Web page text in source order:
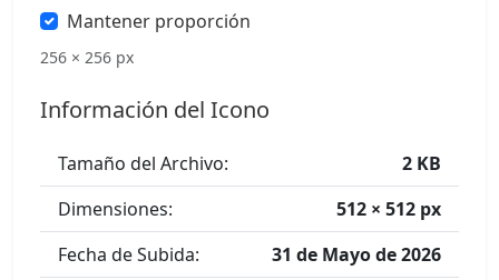
Mantener proporción
256 × 256 px
Información del Icono
Tamaño del Archivo:
2 KB
Dimensiones:
512 × 512 px
Fecha de Subida:
31 de Mayo de 2026